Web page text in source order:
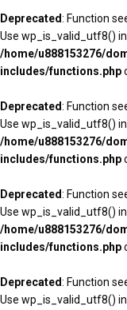
Deprecated: Function
Use wp_is_valid_utf8()
/home/u888153276/
includes/functions.php
Deprecated: Function
Use wp_is_valid_utf8()
/home/u888153276/
includes/functions.php
Deprecated: Function
Use wp_is_valid_utf8()
/home/u888153276/
includes/functions.php
Deprecated: Function
Use wp_is_valid_utf8()